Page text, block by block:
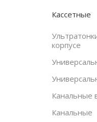
Кассетные
корпусе
Канальные
Канальные